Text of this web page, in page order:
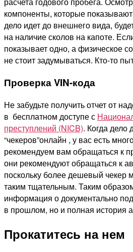
компоненты, которые
дело идет до внешнего вида,
на наличие сколов на капоте.
показывает одно, а физическое
не стоит задумываться. Кто-то
Проверка VIN-кода
Не забудьте получить отчет от
в бесплатном доступе с
преступлений (NICB). Когда дело
“чекеров”онлайн , у вас есть
рекомендуем вам обращаться к
они рекомендуют обращаться к
поскольку более дешевый чекер
таким тщательным. Таким
информация о документально
в прошлом, но и полная история
Прокатитесь на нем